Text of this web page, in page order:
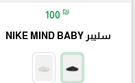
100 ₪
سليبر NIKE MIND BABY